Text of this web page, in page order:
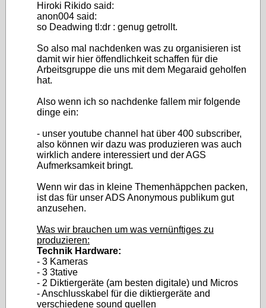
Hiroki Rikido said:
anon004 said:
so Deadwing tl:dr : genug getrollt.
So also mal nachdenken was zu organisieren ist
damit wir hier öffendlichkeit schaffen für die
Arbeitsgruppe die uns mit dem Megaraid geholfen
hat.
Also wenn ich so nachdenke fallem mir folgende
dinge ein:
- unser youtube channel hat über 400 subscriber,
also können wir dazu was produzieren was auch
wirklich andere interessiert und der AGS
Aufmerksamkeit bringt.
Wenn wir das in kleine Themenhäppchen packen,
ist das für unser ADS Anonymous publikum gut
anzusehen.
Was wir brauchen um was vernünftiges zu
produzieren:
Technik Hardware:
- 3 Kameras
- 3 3tative
- 2 Diktiergeräte (am besten digitale) und Micros
- Anschlusskabel für die diktiergeräte and
verschiedene sound quellen